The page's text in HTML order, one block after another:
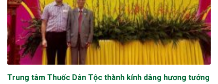
Trung tâm Thuốc Dân Tộc thành kính dâng hương tưởng